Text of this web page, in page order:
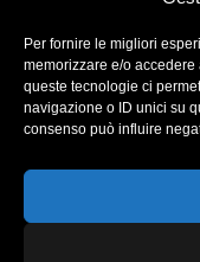
Per fornire le migliori
memorizzare e/o
queste tecnologie ci
navigazione o ID unici su
consenso può influire
Albo
Bilanci
Bandi di